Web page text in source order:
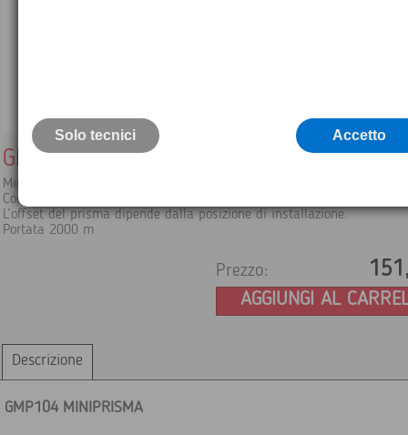
GMP104 Miniprisma
Miniprisma in montatura di metallo.
Con barra a L per le installazioni fisse.
L’offset del prisma dipende dalla posizione di installazione.
Portata 2000 m
Prezzo:
AGGIUNGI AL
Descrizione
GMP104 MINIPRISMA
Solo tecnici Accetto